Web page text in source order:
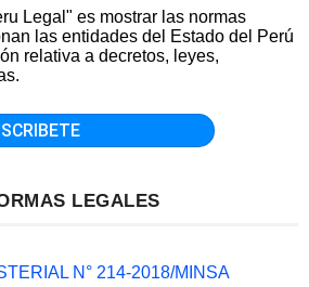
Legal" es mostrar las normas
las entidades del Estado del Perú
relativa a decretos, leyes,
LEGALES
N° 214-2018/MINSA